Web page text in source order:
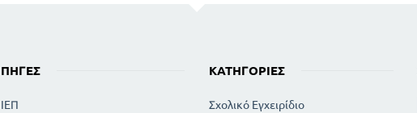
ΣΥΓΚΡΙΤΙΚΟΣ ΧΡΟΝΟΛΟΓΙΚΟΣ ΠΙΝΑΚΑΣ
ΠΗΓΈΣ
ΙΕΠ
ΚΑΤΗΓΟΡΊΕΣ
Σχολικό Εγχειρίδιο